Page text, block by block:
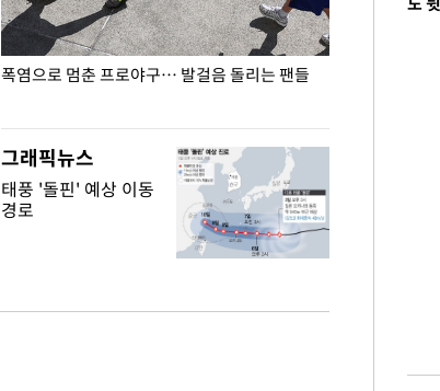
폭염으로 멈춘 프로야구… 발걸음 돌리는 팬들
그래픽뉴스
태풍 '돌핀' 예상 이동
경로